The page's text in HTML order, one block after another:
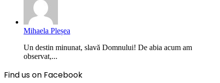
Mihaela Pleșea
Un destin minunat, slavă Domnului! De abia acum am
observat,...
Find us on Facebook